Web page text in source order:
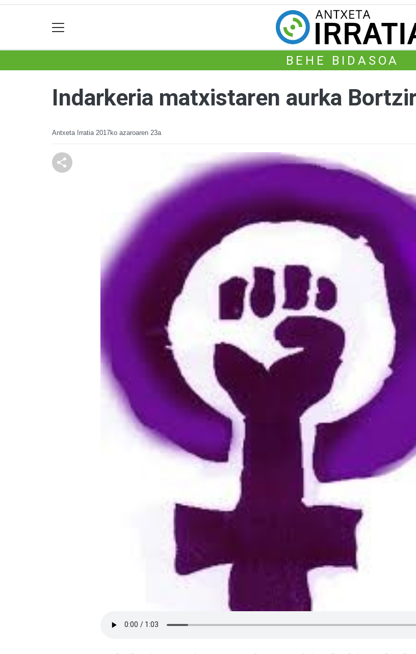
BEHE BIDASOA
Indarkeria matxistaren aurka
Antxeta Irratia 2017ko azaroaren 23a